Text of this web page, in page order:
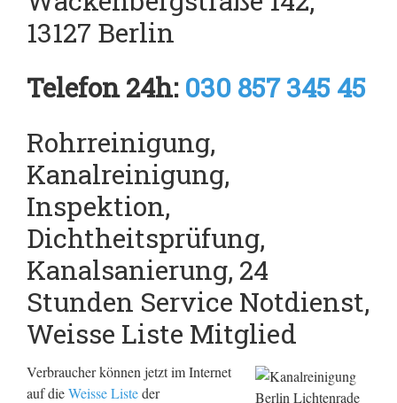
13127 Berlin
Telefon 24h: 030 857 345 45
Rohrreinigung,
Kanalreinigung,
Inspektion,
Dichtheitsprüfung,
Kanalsanierung, 24
Stunden Service Notdienst,
Weisse Liste Mitglied
Verbraucher können jetzt im Internet
auf dieWeisse Listeder